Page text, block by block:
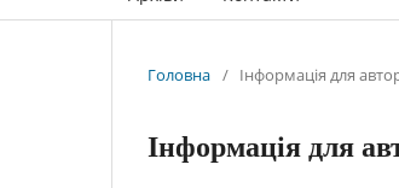
Головна / Інформація для
Інформація для